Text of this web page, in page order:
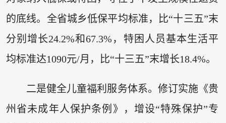
的底线。全省城乡低保平均标准，比“十三五”末
分别增长24.2%和67.3%，特困人员基本生活平
均标准达1090元/月，比“十三五”末增长18.4%。
二是健全儿童福利服务体系。修订实施《贵
州省未成年人保护条例》，增设“特殊保护”专